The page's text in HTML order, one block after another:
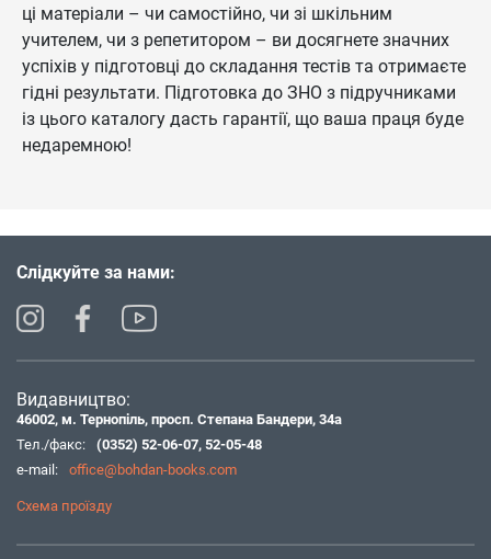
ці матеріали – чи самостійно, чи зі шкільним
учителем, чи з репетитором – ви досягнете значних
успіхів у підготовці до складання тестів та отримаєте
гідні результати. Підготовка до ЗНО з підручниками
із цього каталогу дасть гарантії, що ваша праця буде
недаремною!
Слідкуйте за нами:
Видавництво:
46002, м. Тернопіль, просп. Степана Бандери, 34а
Тел./факс:
(0352) 52-06-07, 52-05-48
e-mail:
office@bohdan-books.com
Схема проїзду